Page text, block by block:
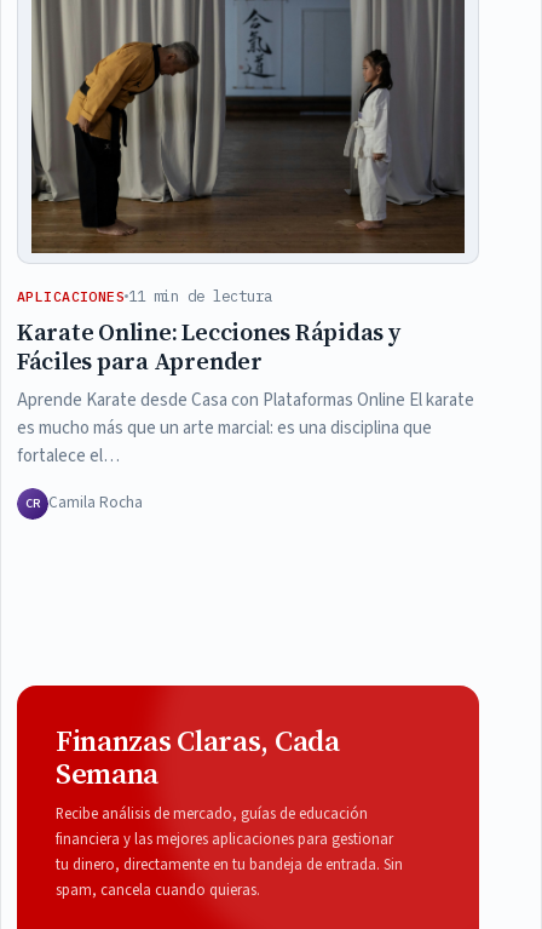
APLICACIONES 11 min de lectura
Karate Online: Lecciones Rápidas y
Fáciles para Aprender
Aprende Karate desde Casa con Plataformas Online El karate
es mucho más que un arte marcial: es una disciplina que
fortalece el…
CR Camila Rocha
Finanzas Claras, Cada
Semana
Recibe análisis de mercado, guías de educación
financiera y las mejores aplicaciones para gestionar
tu dinero, directamente en tu bandeja de entrada. Sin
spam, cancela cuando quieras.